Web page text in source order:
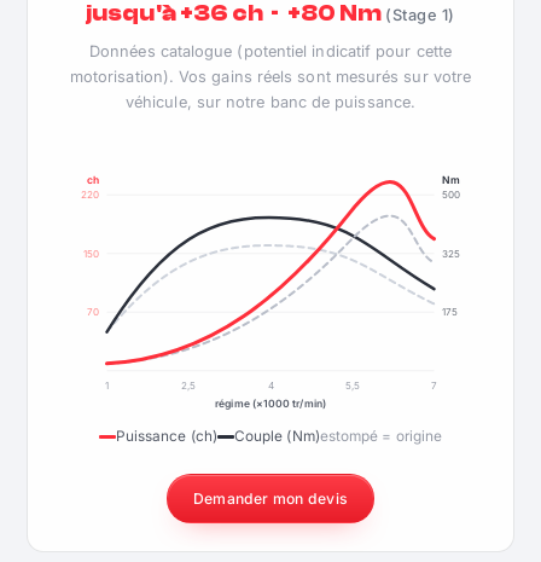
jusqu'à +36 ch · +80 Nm (Stage 1)
Données catalogue (potentiel indicatif pour cette
motorisation). Vos gains réels sont mesurés sur votre
véhicule, sur notre banc de puissance.
70
150
220
175
325
500
ch Nm
1 2,5 4 5,5
7
régime (×1000 tr/min)
Puissance (ch) Couple (Nm)estompé = origine
Demander mon devis